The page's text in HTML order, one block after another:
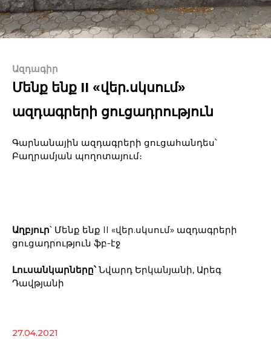
Ազդագիր
Մենք ենք II «վեր.սկսում»
ազդագրերի ցուցադրություն
Գարնանային ազդագրերի ցուցահանդես՝
Բաղրամյան պողոտայում։
Աղբյուր՝ Մենք ենք II «վեր.սկսում» ազդագրերի
ցուցադրություն ֆբ-էջ
Լուսանկարները՝Նվարդ Երկանյանի, Արեգ
Դավթյանի
27.04.2021